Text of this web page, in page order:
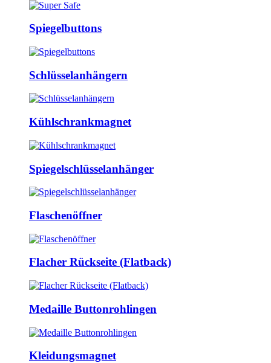
Spiegelbuttons
Schlüsselanhängern
Kühlschrankmagnet
Spiegelschlüsselanhänger
Flaschenöffner
Flacher Rückseite (Flatback)
Medaille Buttonrohlingen
Kleidungsmagnet